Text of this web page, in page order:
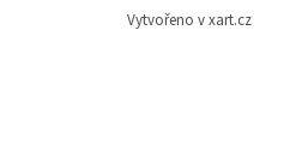
Vytvořeno v xart.cz